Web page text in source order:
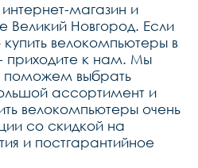
магазин и
Великий Новгород. Если
велокомпьютеры в
приходите к нам. Мы
поможем выбрать
ассортимент и
велокомпьютеры очень
со скидкой на
и постгарантийное